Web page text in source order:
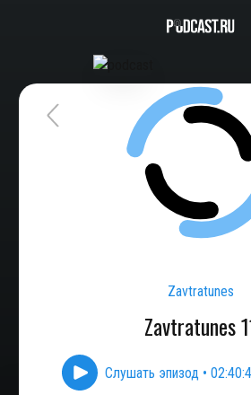
Zavtratunes
Zavtratunes
Слушать эпизод •